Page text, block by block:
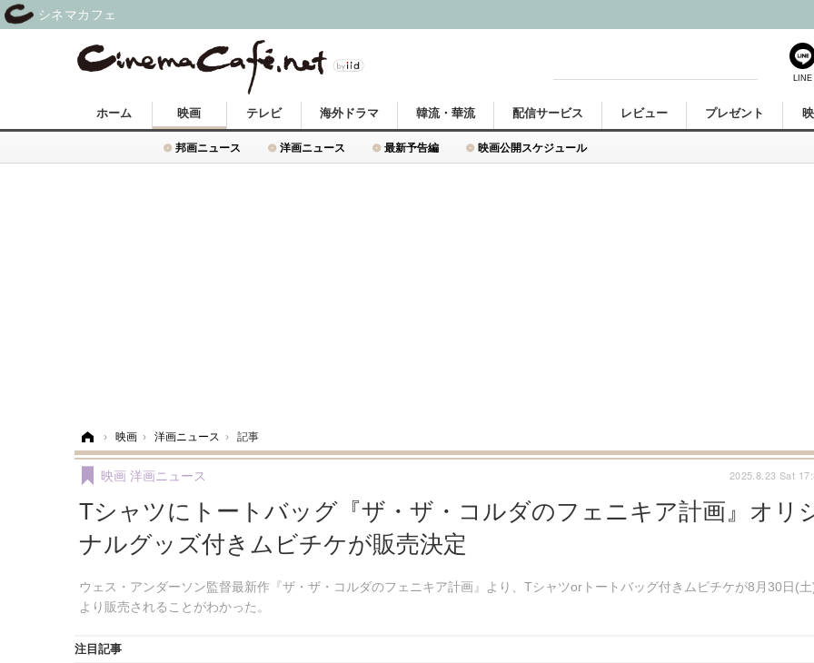
ホーム 映画
邦画ニュース 洋画ニュース 最新予告編 映画公開スケジュール
テレビ 海外ドラマ 韓流・華流 配信サービス レビュー プレゼント
› 映画 › 洋画ニュース › 記事
Tシャツにトートバッグ『ザ・ザ・コルダのフェニキア計画』オリ
ナルグッズ付きムビチケが販売決定
ウェス・アンダーソン監督最新作『ザ・ザ・コルダのフェニキア計画』より、Tシャツorトートバッグ付きムビチケが8月30日(
より販売されることがわかった。
映画 洋画ニュース 2025.8.23 Sat
注目記事
LINE
シネマカフェ